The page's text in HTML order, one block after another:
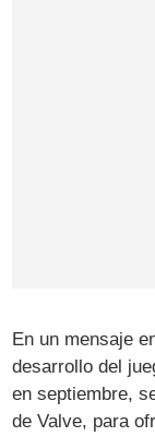
En un mensaje
desarrollo del
en septiembre,
de Valve, para